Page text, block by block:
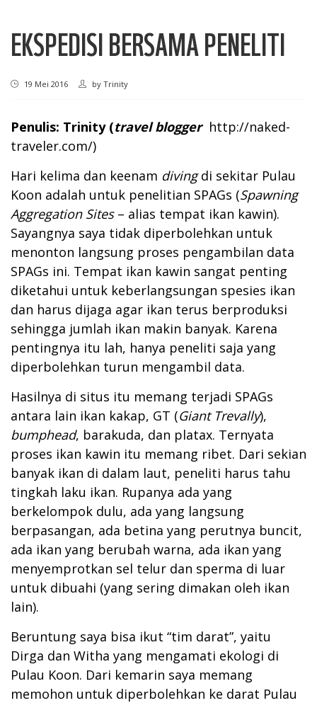
EKSPEDISI BERSAMA PENELITI
19 Mei 2016 by Trinity
Penulis: Trinity (travelblogger http://naked-
traveler.com/)
Hari kelima dan keenam divingdi sekitar Pulau
Koon adalah untuk penelitian SPAGs (Spawning
Aggregation Sites– alias tempat ikan kawin).
Sayangnya saya tidak diperbolehkan untuk
menonton langsung proses pengambilan data
SPAGs ini. Tempat ikan kawin sangat penting
diketahui untuk keberlangsungan spesies ikan
dan harus dijaga agar ikan terus berproduksi
sehingga jumlah ikan makin banyak. Karena
pentingnya itu lah, hanya peneliti saja yang
diperbolehkan turun mengambil data.
Hasilnya di situs itu memang terjadi SPAGs
antara lain ikan kakap, GT (Giant Trevally),
bumphead, barakuda, dan platax. Ternyata
proses ikan kawin itu memang ribet. Dari sekian
banyak ikan di dalam laut, peneliti harus tahu
tingkah laku ikan. Rupanya ada yang
berkelompok dulu, ada yang langsung
berpasangan, ada betina yang perutnya buncit,
ada ikan yang berubah warna, ada ikan yang
menyemprotkan sel telur dan sperma di luar
untuk dibuahi (yang sering dimakan oleh ikan
lain).
Beruntung saya bisa ikut “tim darat”, yaitu
Dirga dan Witha yang mengamati ekologi di
Pulau Koon. Dari kemarin saya memang
memohon untuk diperbolehkan ke darat Pulau